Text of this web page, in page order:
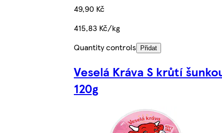
49,90 Kč
415,83 Kč/kg
Quantity controls
Přidat
Veselá Kráva S krůtí
120g